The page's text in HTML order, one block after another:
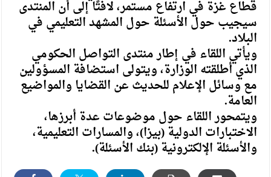
قطاع غزة في ارتفاع مستمر، لافتًا إلى أن المنتدى
سيجيب حول الأسئلة حول المشهد التعليمي في
البلاد.
ويأتي اللقاء في إطار منتدى التواصل الحكومي
الذي أطلقته الوزارة، ويتولى استضافة المسؤولين
مع وسائل الإعلام للحديث عن القضايا والمواضيع
العامة.
ويتمحور اللقاء حول موضوعات عدة أبرزها،
الاختبارات الدولية (بيزا)، والمسارات التعليمية،
والأسئلة الإلكترونية (بنك الأسئلة).